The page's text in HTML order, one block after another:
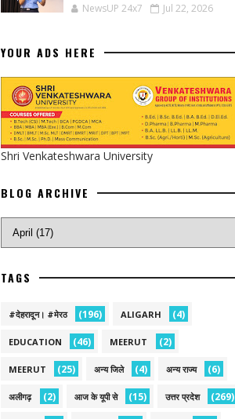
NewsUP 24x7 Jul 22, 2026
YOUR ADS HERE
Shri Venkateshwara University
BLOG ARCHIVE
TAGS
#देहरादून। #मेरठ (196) ALIGARH (4)
EDUCATION (46) MEERUT (2)
MEERUT (25) अन्य जिले (4) अन्य राज्य (6)
अलीगढ़ (2) आज के यूपी से (15) उत्तर प्रदेश (269)